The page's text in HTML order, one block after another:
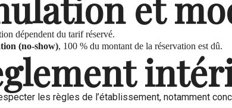
dépendent du tarif réservé.
(no-show), 100 % du montant de la réservation est dû.
les règles de l’établissement, notamment